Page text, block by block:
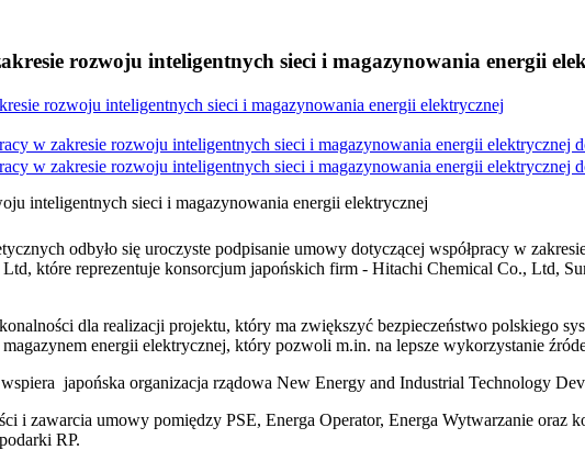
rozwoju inteligentnych sieci i magazynowania energii
rozwoju inteligentnych sieci i magazynowania energii elektrycznej
w zakresie rozwoju inteligentnych sieci i magazynowania energii elektrycznej
w zakresie rozwoju inteligentnych sieci i magazynowania energii elektrycznej
inteligentnych sieci i magazynowania energii elektrycznej
odbyło się uroczyste podpisanie umowy dotyczącej współpracy w
które reprezentuje konsorcjum japońskich firm - Hitachi Chemical Co., Ltd,
dla realizacji projektu, który ma zwiększyć bezpieczeństwo polskiego
energii elektrycznej, który pozwoli m.in. na lepsze wykorzystanie
japońska organizacja rządowa New Energy and Industrial Technology
i zawarcia umowy pomiędzy PSE, Energa Operator, Energa Wytwarzanie
RP.